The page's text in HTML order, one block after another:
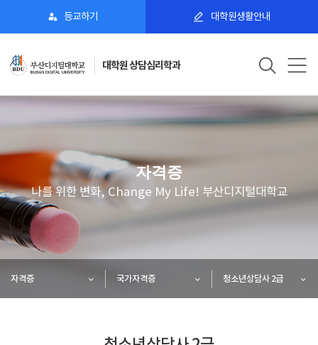
등교하기 대학원생활안내
대학원 상담심리학과
자격증
나를 위한 변화, Change My Life! 부산디지털대학교
자격증 국가자격증 청소년상담사 2급